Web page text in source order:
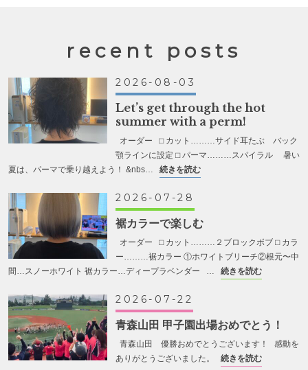
recent posts
2026-08-03
Let’s get through the hot
summer with a perm!
オーダー ⬜︎ カット………サイド耳たぶ バック
顎ラインに設定 ⬜︎ パーマ………スパイラル 暑い
夏は、パーマで乗り越えよう！ &nbs…
続きを読む
2026-07-28
裾カラーで楽しむ
オーダー ⬜︎ カット………２ブロックボブ ⬜︎ カラ
ー………裾カラー ①ホワイトブリーチ②根元〜中
間…スノーホワイト 裾カラー…ディープラベンダー …
続きを読む
2026-07-22
青森山田 甲子園出場おめでとう！
青森山田 優勝おめでとうございます！ 感動を
ありがとうございました。
続きを読む